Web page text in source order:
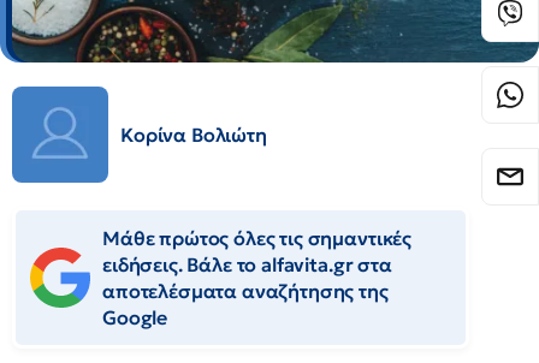
Κορίνα Βολιώτη
Μάθε πρώτος όλες τις σημαντικές
ειδήσεις. Βάλε το alfavita.gr στα
αποτελέσματα αναζήτησης της
Google